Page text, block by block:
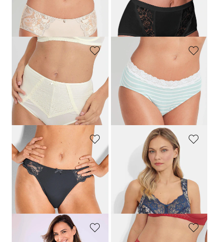
SUSA
Tailleslip met kant
7,97 €15,95 €
SLOGGI
Tailleslip, set van 4
50,95 €
MISS MARY
Maxislip van microvezels met kant
24,95 €
SPEIDEL
Viscose tailleslip met kant
9,97 €19,95 €
Laagste prijs van de afgelopen 30
dagen**: 11,96 €
(-16%)
SASSA
Heupslip van vrouwelijk kant
11,96 €14,95 €
Laagste prijs van de afgelopen 30
dagen**: 14,95 € (-20%)
MISS MARY
Tailleslip met bloemenprint en kant